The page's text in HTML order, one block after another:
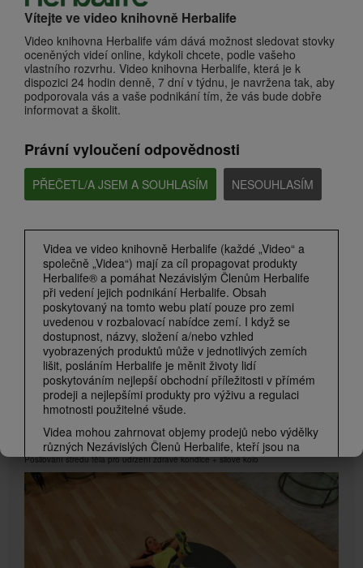
Vítejte ve video knihovně Herbalife
Video knihovna Herbalife vám dává možnost sledovat stovky
oceněných videí online, kdykoli chcete, podle vašeho
vlastního rozvrhu. Video knihovna Herbalife, která je k
dispozici 24 hodin denně, 7 dní v týdnu, je navržena tak, aby
podporovala vás a vaše podnikání tím, že vás bude dobře
informovat a školit.
Právní vyloučení odpovědnosti
PŘEČETL/A JSEM A SOUHLASÍM NESOUHLASÍM
Videa ve video knihovně Herbalife (každé „Video“ a
společně „Videa“) mají za cíl propagovat produkty
Herbalife® a pomáhat Nezávislým Členům Herbalife
při vedení jejich podnikání Herbalife. Obsah
poskytovaný na tomto webu platí pouze pro zemi
uvedenou v rozbalovací nabídce zemí. I když se
dostupnost, názvy, složení a/nebo vzhled
vyobrazených produktů může v jednotlivých zemích
lišit, posláním Herbalife je měnit životy lidí
poskytováním nejlepší obchodní příležitosti v přímém
prodeji a nejlepšími produkty pro výživu a regulaci
hmotnosti použitelné všude.
Videa mohou zahrnovat objemy prodejů nebo výdělky
různých Nezávislých Členů Herbalife, kteří jsou na
různých úrovních v rámci marketingového plánu a
kteří sídlí v různých zemích. Tyto příjmy se vztahují
na zobrazené jednotlivce (nebo příklady) a nejsou
průměrné; ani nepředstavují záruku toho, co vyděláte.
platné pro region, ve kterém provozujete své
podnikání, naleznete na Herbalife.com nebo
MyHerbalife.com.
O HERBALIFE
1:18
Dynamický střed těla se Samanthou Clayton
Posilování středu těla pro udržení zdravé kondice + silové kolo